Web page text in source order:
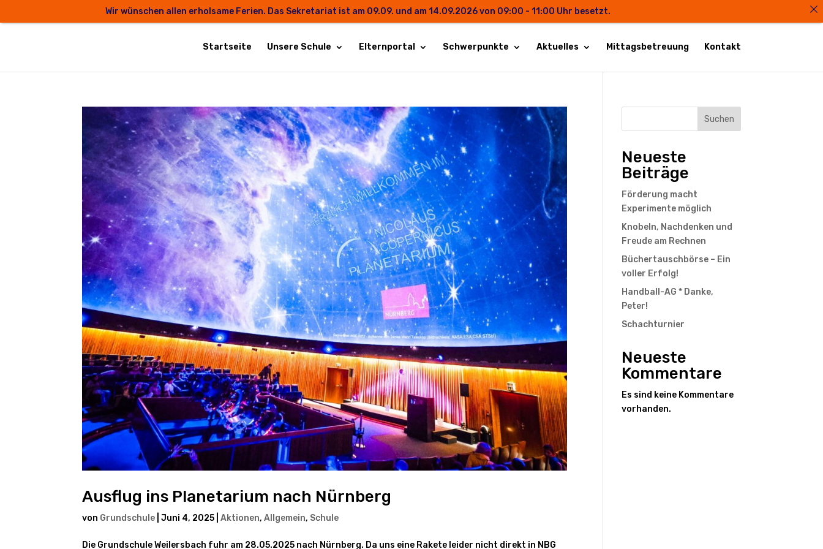
Startseite Unsere Schule Elternportal Schwerpunkte Aktuelles Mittagsbetreuung Kontakt
Ausflug ins Planetarium nach Nürnberg
von Grundschule |Juni 4, 2025 |Aktionen,Allgemein, Schule
Die Grundschule Weilersbach fuhr am 28.05.2025 nach Nürnberg. Da uns eine Rakete leider nicht direkt in NBG
Suchen
Neueste
Beiträge
Förderung macht
Experimente möglich
Knobeln, Nachdenken und
Freude am Rechnen
Büchertauschbörse – Ein
voller Erfolg!
Handball-AG * Danke,
Peter!
Schachturnier
Neueste
Kommentare
Es sind keine Kommentare
vorhanden.
Wir wünschen allen erholsame Ferien. Das Sekretariat ist am 09.09. und am 14.09.2026 von 09:00 - 11:00 Uhr besetzt.